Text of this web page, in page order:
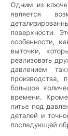
Одним из
является
поверхности.
особенности,
выточки,
реализовать
давлением
производства,
большое
времени.
литье под
деталей и
последующей